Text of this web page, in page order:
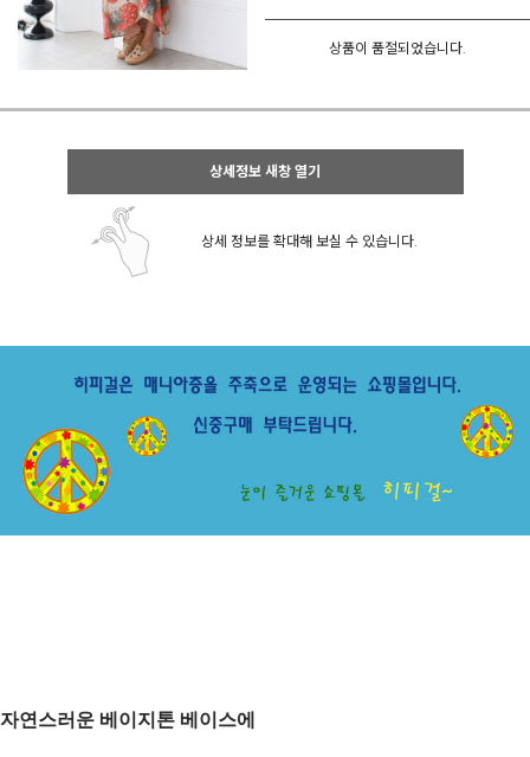
상품이 품절되었습니다.
상세정보 새창 열기
상세 정보를 확대해 보실 수 있습니다.
자연스러운 베이지톤 베이스에